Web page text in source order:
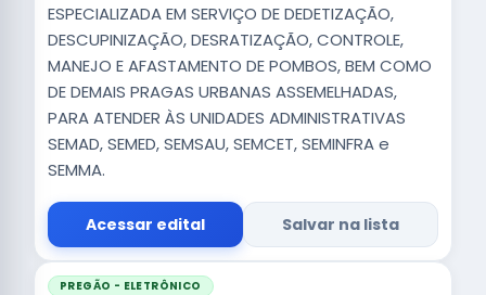
ESPECIALIZADA EM SERVIÇO DE DEDETIZAÇÃO,
DESCUPINIZAÇÃO, DESRATIZAÇÃO, CONTROLE,
MANEJO E AFASTAMENTO DE POMBOS, BEM COMO
DE DEMAIS PRAGAS URBANAS ASSEMELHADAS,
PARA ATENDER ÀS UNIDADES ADMINISTRATIVAS
SEMAD, SEMED, SEMSAU, SEMCET, SEMINFRA e
SEMMA.
Acessar edital Salvar na lista
PREGÃO - ELETRÔNICO